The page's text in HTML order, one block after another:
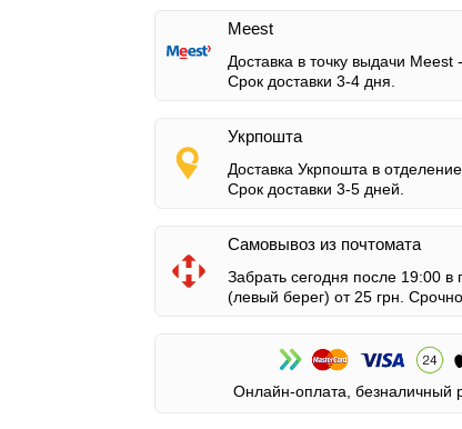
Meest
Доставка в точку выдачи Meest -
Срок доставки 3-4 дня.
Укрпошта
Доставка Укрпошта в
Срок доставки 3-5 дней.
Самовывоз из почтомата
Забрать сегодня после 19:00
(левый берег) от 25 грн.
Онлайн-оплата, безналичный